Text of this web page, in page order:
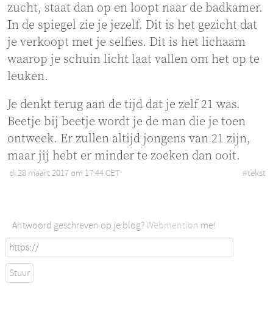
zucht, staat dan op en loopt naar de badkamer.
In de spiegel zie je jezelf. Dit is het gezicht dat
je verkoopt met je selfies. Dit is het lichaam
waarop je schuin licht laat vallen om het op te
leuken.
Je denkt terug aan de tijd dat je zelf 21 was.
Beetje bij beetje wordt je de man die je toen
ontweek. Er zullen altijd jongens van 21 zijn,
maar jij hebt er minder te zoeken dan ooit.
di 28 maart 2017 om 17:44 CET #tekst
Antwoord geschreven op je blog?Webmention me!